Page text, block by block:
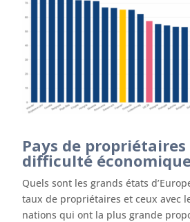
Pays de propriétaires
difficulté
Quels sont les grands états
taux de propriétaires et ceux avec
nations qui ont la plus grande